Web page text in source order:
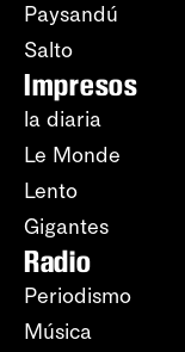
Paysandú
Salto
Impresos
la diaria
Le Monde
Lento
Gigantes
Radio
Periodismo
Música